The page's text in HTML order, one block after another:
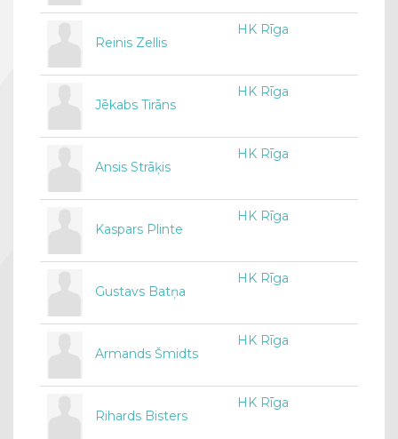
Reinis Zellis
HK Rīga
Jēkabs Tirāns
HK Rīga
Ansis Strāķis
HK Rīga
Kaspars Plinte
HK Rīga
Gustavs Batņa
HK Rīga
Armands Šmidts
HK Rīga
Rihards Bisters
HK Rīga